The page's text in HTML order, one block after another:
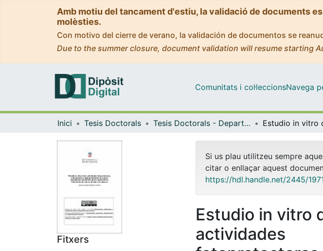
Amb motiu del tancament d'estiu, la validació de documents
molèsties.
Con motivo del cierre de verano, la validación de documentos se
Due to the summer closure, document validation will resume starting
Comunitats i col·leccionsNavega
Inici Tesis Doctorals Tesis Doctorals - Departament - Bioquímica i Fisiologia
Fitxers
Si us plau utilitzeu sempre
citar o enllaçar aquest
https://hdl.handle.net/2445/
Estudio in vitro
actividades